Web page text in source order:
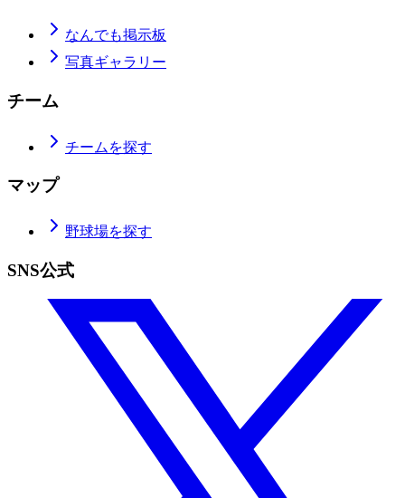
なんでも掲示板
写真ギャラリー
チーム
チームを探す
マップ
野球場を探す
SNS公式